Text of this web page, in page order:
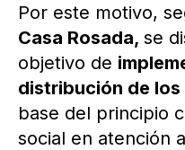
Por este motivo,
Casa Rosada, se
objetivo de
distribución de
base del principio
social en atención